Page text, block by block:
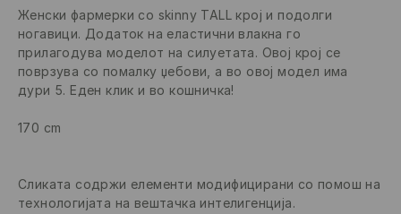
Женски фармерки со skinny TALL крој и подолги
ногавици. Додаток на еластични влакна го
прилагодува моделот на силуетата. Овој крој се
поврзува со помалку џебови, а во овој модел има
дури 5. Еден клик и во кошничка!
170 cm
Сликата содржи елементи модифицирани со помош на
технологијата на вештачка интелигенција.